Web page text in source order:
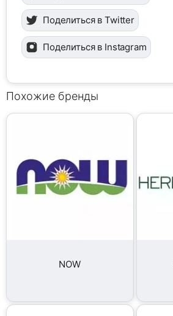
Поделиться в Twitter
Поделиться в Instagram
Похожие бренды
NOW